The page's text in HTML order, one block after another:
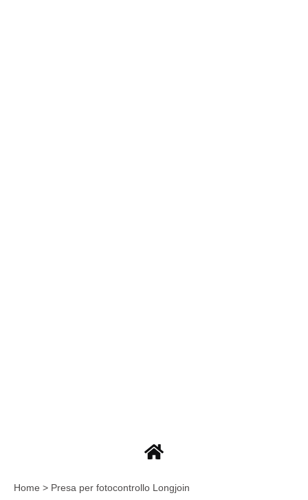
Home > Presa per fotocontrollo Longjoin